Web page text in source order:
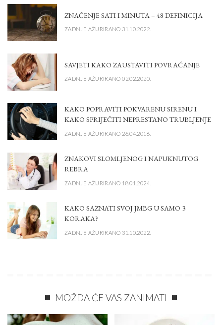
ZNAČENJE SATI I MINUTA – 48 DEFINICIJA
ZADNJE AŽURIRANO 31.10.2022.
SAVJETI KAKO ZAUSTAVITI POVRAĆANJE
ZADNJE AŽURIRANO 02.02.2020.
KAKO POPRAVITI POKVARENU SIRENU I
KAKO SPRIJEČITI NEPRESTANO TRUBLJENJE
ZADNJE AŽURIRANO 26.04.2016.
ZNAKOVI SLOMLJENOG I NAPUKNUTOG
REBRA
ZADNJE AŽURIRANO 18.01.2024.
KAKO SAZNATI SVOJ JMBG U SAMO 3
KORAKA?
ZADNJE AŽURIRANO 31.10.2022.
MOŽDA ĆE VAS ZANIMATI